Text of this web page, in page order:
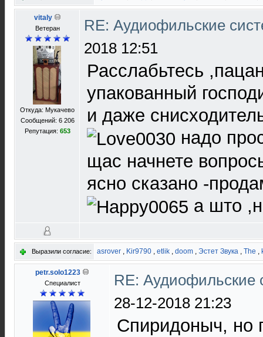
vitaly
Ветеран
Откуда: Мукачево
Сообщений: 6 206
Репутация: 653
RE: Аудиофильские
2018 12:51
Расслабьтесь
упакованный
и даже
надо
щас начнете
ясно сказано -
а што
Выразили согласие: asrover , Kir9790 , etlik , doom , Эстет Звука , The ,
petr.solo1223
Специалист
RE:
28-12-2018 21:23
Спиридоныч, но